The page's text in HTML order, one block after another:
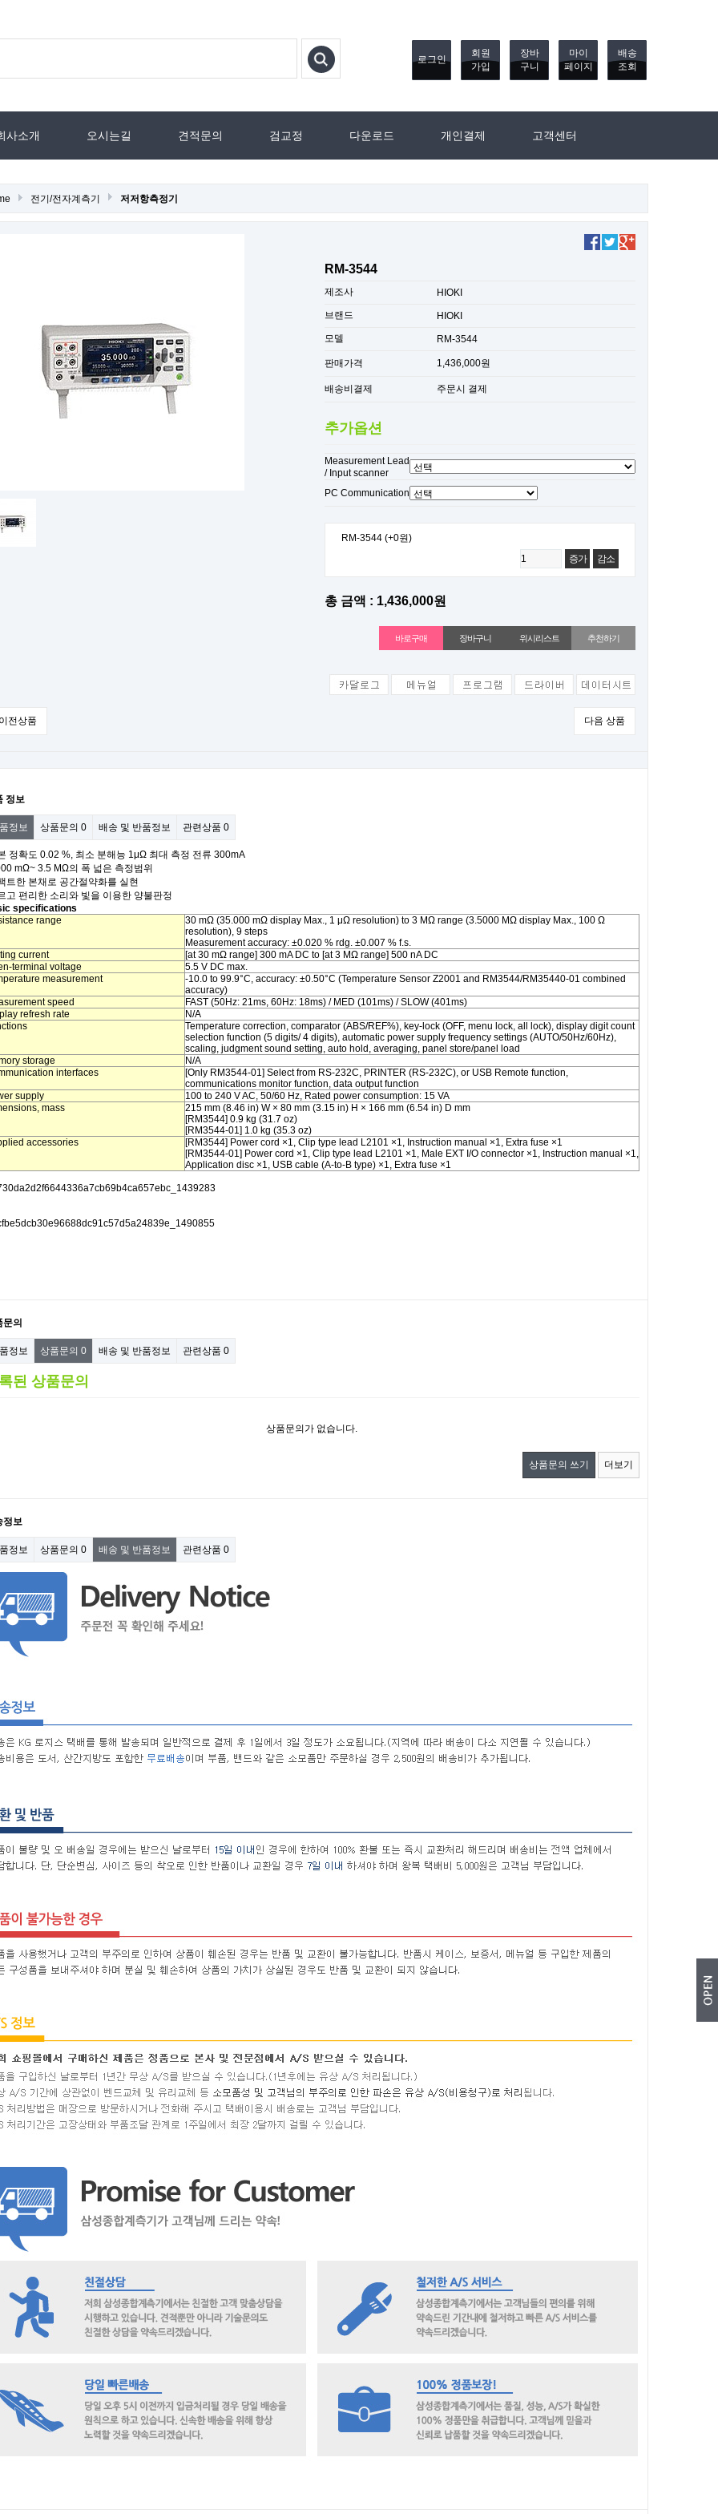
로그인
회원
가입
장바
구니
마이
페이지
배송
조회
사소개 오시는길 견적문의 검교정 다운로드 개인결제 고객센터
전기/전자계측기 저저항측정기
RM-3544
제조사
HIOKI
브랜드
HIOKI
모델
RM-3544
판매가격 1,436,000원
배송비결제 주문시 결제
추가옵션
Measurement Lead
/ Input scanner
PC Communication
RM-3544 (+0원)
증가
감소
총 금액 : 1,436,000원
위시리스트 추천하기
전상품 다음 상품
정보
정보 상품문의 0 배송 및 반품정보 관련상품 0
정확도 0.02 %, 최소 분해능 1μΩ 최대 측정 전류 300mA
mΩ~ 3.5 MΩ의 폭 넓은 측정범위
트한 본채로 공간절약화를 실현
고 편리한 소리와 빛을 이용한 양불판정
specifications
range
30 mΩ (35.000 mΩ display Max., 1 μΩ resolution) to 3 MΩ range (3.5000 MΩ display Max., 100 Ω
resolution), 9 steps
Measurement accuracy: ±0.020 % rdg. ±0.007 % f.s.
current
[at 30 mΩ range] 300 mA DC to [at 3 MΩ range] 500 nA DC
terminal voltage
5.5 V DC max.
measurement
-10.0 to 99.9°C, accuracy: ±0.50°C (Temperature Sensor Z2001 and RM3544/RM35440-01 combined
accuracy)
speed
FAST (50Hz: 21ms, 60Hz: 18ms) / MED (101ms) / SLOW (401ms)
refresh rate
N/A
Temperature correction, comparator (ABS/REF%), key-lock (OFF, menu lock, all lock), display digit count
selection function (5 digits/ 4 digits), automatic power supply frequency settings (AUTO/50Hz/60Hz),
scaling, judgment sound setting, auto hold, averaging, panel store/panel load
storage
N/A
interfaces
[Only RM3544-01] Select from RS-232C, PRINTER (RS-232C), or USB Remote function,
communications monitor function, data output function
supply
100 to 240 V AC, 50/60 Hz, Rated power consumption: 15 VA
mass
215 mm (8.46 in) W × 80 mm (3.15 in) H × 166 mm (6.54 in) D mm
[RM3544] 0.9 kg (31.7 oz)
[RM3544-01] 1.0 kg (35.3 oz)
accessories
[RM3544] Power cord ×1, Clip type lead L2101 ×1, Instruction manual ×1, Extra fuse ×1
[RM3544-01] Power cord ×1, Clip type lead L2101 ×1, Male EXT I/O connector ×1, Instruction manual ×1,
Application disc ×1, USB cable (A-to-B type) ×1, Extra fuse ×1
문의
정보 상품문의 0 배송 및 반품정보 관련상품 0
된 상품문의
상품문의가 없습니다.
상품문의 쓰기 더보기
정보
정보 상품문의 0 배송 및 반품정보 관련상품 0